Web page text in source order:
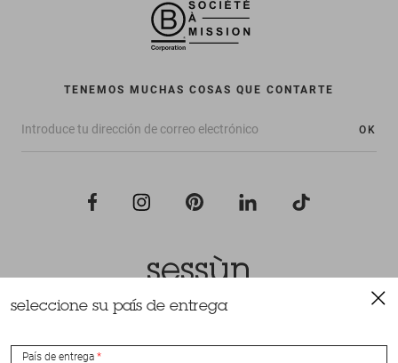
TENEMOS MUCHAS COSAS QUE CONTARTE
OK
Todos los derechos reservados Sessùn 2022
seleccione su país de entrega
País de entrega